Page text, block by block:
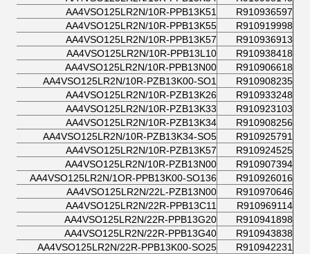
R910936597
AA4VSO125LR2N/10R-PPB13K51
R910919998
AA4VSO125LR2N/10R-PPB13K55
R910936913
AA4VSO125LR2N/10R-PPB13K57
R910938418
AA4VSO125LR2N/10R-PPB13L10
R910906618
AA4VSO125LR2N/10R-PPB13N00
R910908235
AA4VSO125LR2N/10R-PZB13K00-SO1
R910933248
AA4VSO125LR2N/10R-PZB13K26
R910923103
AA4VSO125LR2N/10R-PZB13K33
R910908256
AA4VSO125LR2N/10R-PZB13K34
R910925791
AA4VSO125LR2N/10R-PZB13K34-SO5
R910924525
AA4VSO125LR2N/10R-PZB13K57
R910907394
AA4VSO125LR2N/10R-PZB13N00
R910926016
AA4VSO125LR2N/1OR-PPB13K00-SO136
R910970646
AA4VSO125LR2N/22L-PZB13N00
R910969114
AA4VSO125LR2N/22R-PPB13C11
R910941898
AA4VSO125LR2N/22R-PPB13G20
R910943838
AA4VSO125LR2N/22R-PPB13G40
R910942231
AA4VSO125LR2N/22R-PPB13K00-SO25